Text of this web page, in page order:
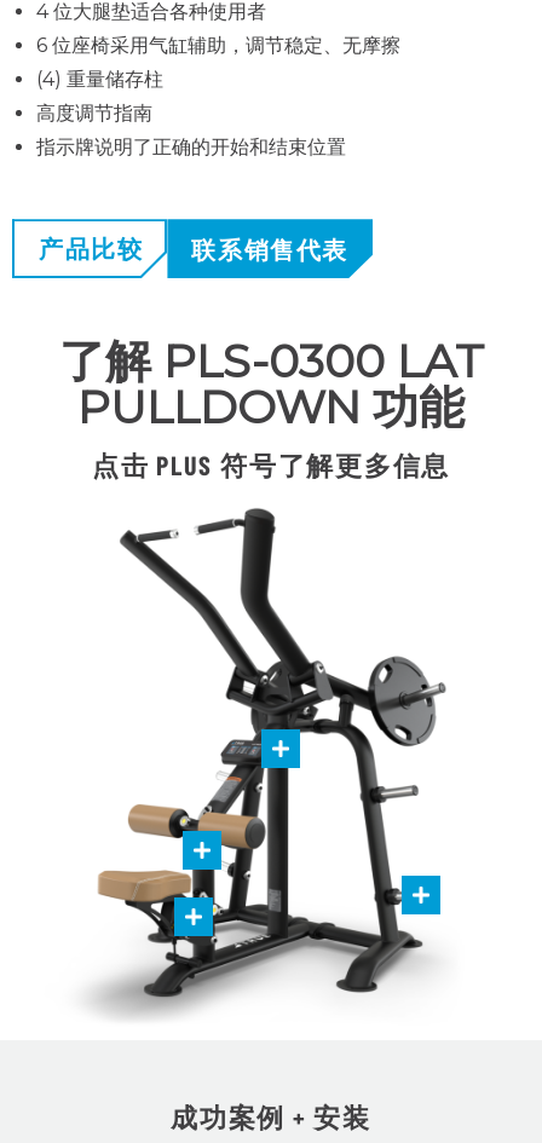
4 位大腿垫适合各种使用者
6 位座椅采用气缸辅助，调节稳定、无摩擦
(4) 重量储存柱
高度调节指南
指示牌说明了正确的开始和结束位置
产品比较 联系销售代表
了解 PLS-0300 LAT
PULLDOWN 功能
点击 PLUS 符号了解更多信息
成功案例 + 安装